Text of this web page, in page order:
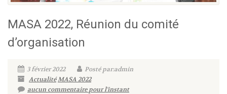
MASA 2022, Réunion du comité
d’organisation
3 février 2022
Posté par:admin
ActualitéMASA 2022
aucun commentaire pour l'instant